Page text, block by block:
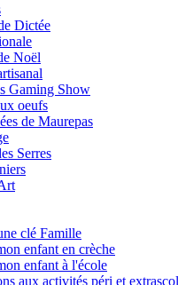
Dictée
Noël
Gaming Show
oeufs
de Maurepas
Serres
clé Famille
enfant en crèche
enfant à l'école
aux activités péri et